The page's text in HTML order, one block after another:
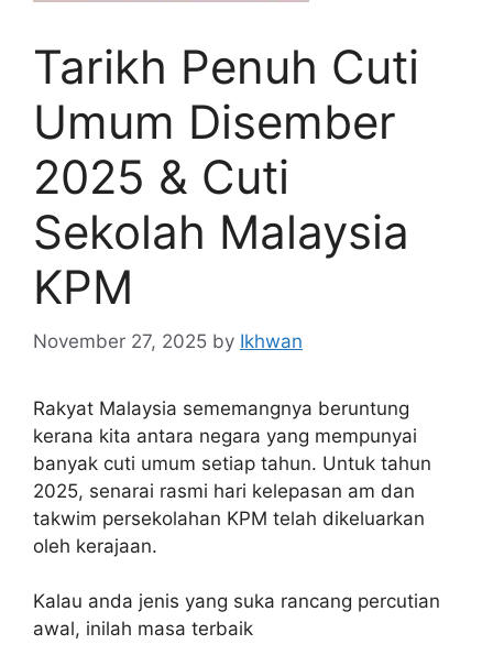
Tarikh Penuh Cuti
Umum Disember
2025 & Cuti
Sekolah Malaysia
KPM
November 27, 2025 by Ikhwan
Rakyat Malaysia sememangnya beruntung
kerana kita antara negara yang mempunyai
banyak cuti umum setiap tahun. Untuk tahun
2025, senarai rasmi hari kelepasan am dan
takwim persekolahan KPM telah dikeluarkan
oleh kerajaan.
Kalau anda jenis yang suka rancang percutian
awal, inilah masa terbaik